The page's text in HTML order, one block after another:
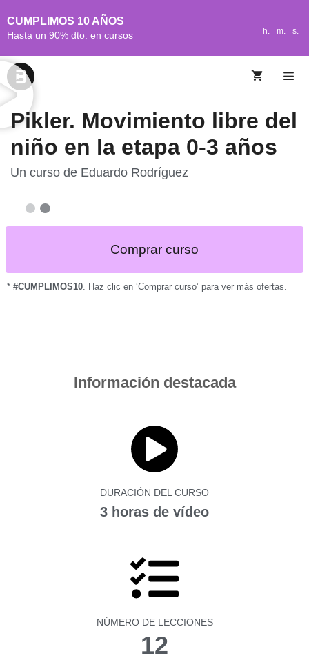
CUMPLIMOS 10 AÑOS
Hasta un 90% dto. en cursos h. m. s.
Pikler. Movimiento libre del
niño en la etapa 0-3 años
Un curso de Eduardo Rodríguez
Comprar curso
* #CUMPLIMOS10 . Haz clic en ‘Comprar curso’ para ver más ofertas.
Información destacada
DURACIÓN DEL CURSO
3 horas de vídeo
NÚMERO DE LECCIONES
12